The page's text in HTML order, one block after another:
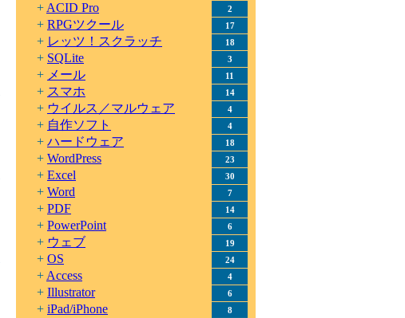
ACID Pro 2
RPGツクール 17
レッツ！スクラッチ 18
SQLite 3
メール 11
スマホ 14
ウイルス／マルウェア 4
自作ソフト 4
ハードウェア 18
WordPress 23
Excel 30
Word 7
PDF 14
PowerPoint 6
ウェブ 19
OS 24
Access 4
Illustrator 6
iPad/iPhone 8